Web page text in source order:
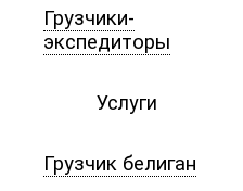
Грузчики-
экспедиторы
Услуги
Грузчик белиган